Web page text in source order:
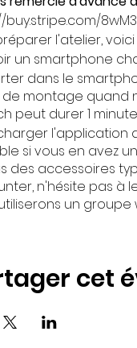
buy.stripe.com/
l'atelier,
un smartphone
dans le
de montage quand
peut durer 1
l'application
si vous en avez
des accessoires
n'hésite pas à
un
cet